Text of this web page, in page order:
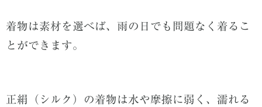
着物は素材を選べば、雨の日でも問題なく着るこ
とができます。
正絹（シルク）の着物は水や摩擦に弱く、濡れる